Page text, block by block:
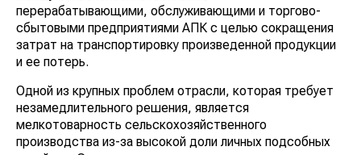
перерабатывающими, обслуживающими и торгово-
сбытовыми предприятиями АПК с целью сокращения
затрат на транспортировку произведенной продукции
и ее потерь.
Одной из крупных проблем отрасли, которая требует
незамедлительного решения, является
мелкотоварность сельскохозяйственного
производства из-за высокой доли личных подсобных